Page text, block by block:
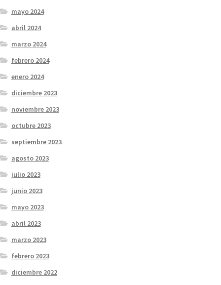
mayo 2024
abril 2024
marzo 2024
febrero 2024
enero 2024
diciembre 2023
noviembre 2023
octubre 2023
septiembre 2023
agosto 2023
julio 2023
junio 2023
mayo 2023
abril 2023
marzo 2023
febrero 2023
diciembre 2022